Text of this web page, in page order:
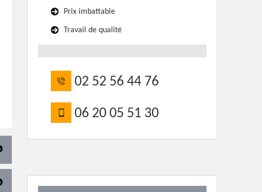
Prix imbattable
Travail de qualité
02 52 56 44 76
06 20 05 51 30